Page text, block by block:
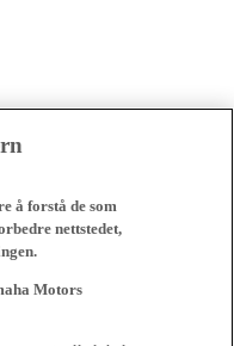
å forstå de som
nettstedet,
Motors